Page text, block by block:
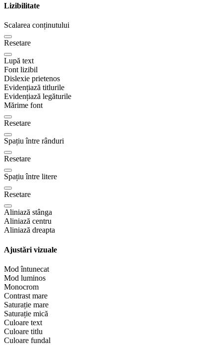
Lizibilitate
Scalarea conținutului
Resetare
Lupă text
Font lizibil
Dislexie prietenos
Evidențiază titlurile
Evidențiază legăturile
Mărime font
Resetare
Spațiu între rânduri
Resetare
Spațiu între litere
Resetare
Aliniază stânga
Aliniază centru
Aliniază dreapta
Ajustări vizuale
Mod întunecat
Mod luminos
Monocrom
Contrast mare
Saturație mare
Saturație mică
Culoare text
Culoare titlu
Culoare fundal